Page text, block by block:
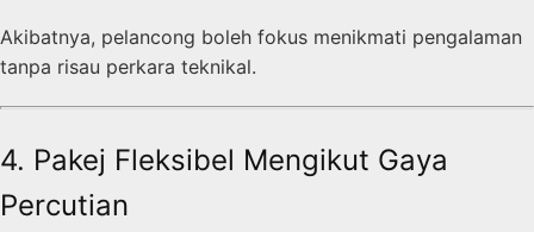
Akibatnya, pelancong boleh fokus menikmati pengalaman
tanpa risau perkara teknikal.
4. Pakej Fleksibel Mengikut Gaya
Percutian